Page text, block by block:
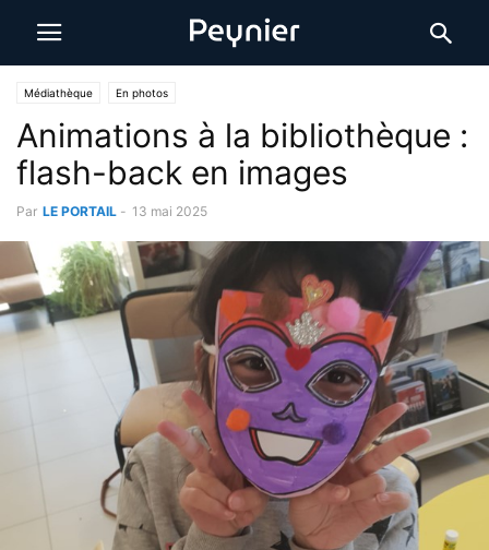
Médiathèque En photos
Animations à la bibliothèque :
flash-back en images
Par LE PORTAIL - 13 mai 2025